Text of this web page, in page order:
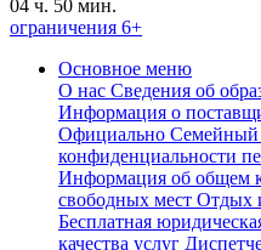
04 ч. 50 мин.
ограничения 6+
Основное меню
О нас Сведения об
Информация о
Официально
конфиденциальности
Информация об общем
свободных мест Отдых
Бесплатная
качества услуг